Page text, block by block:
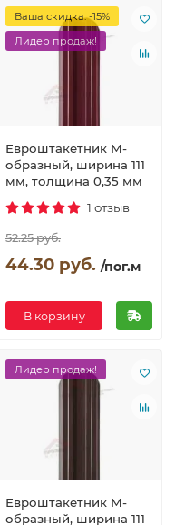
Ваша скидка: -15%
Лидер продаж!
Евроштакетник М-
образный, ширина 111
мм, толщина 0,35 мм
1 отзыв
52.25 руб.
44.30 руб. /пог.м
В корзину
Лидер продаж!
Евроштакетник М-
образный, ширина 111